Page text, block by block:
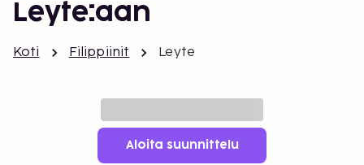
Leyte:aan
Koti Filippiinit Leyte
Aloita suunnittelu